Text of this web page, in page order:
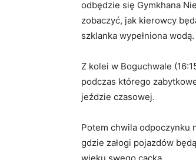
odbędzie się Gymkhana
zobaczyć, jak kierowcy
szklanka wypełniona wodą.
Z kolei w Boguchwale
podczas którego
jeździe czasowej.
Potem chwila odpoczynku
gdzie załogi pojazdów